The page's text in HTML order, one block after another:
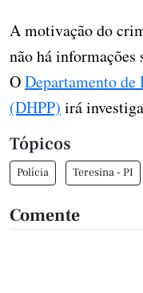
A motivação do
não há informações
ODepartamento de
(DHPP) irá
Tópicos
Polícia Teresina - PI
Comente